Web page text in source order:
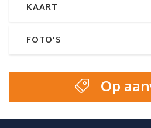
KAART
FOTO'S
Op